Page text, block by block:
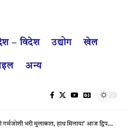
– विदेश उद्योग खेल
अन्य
मुलाकात, हाथ मिलाया’ आज द्विपक्षीय वार्ता पर दुनिया की नजर